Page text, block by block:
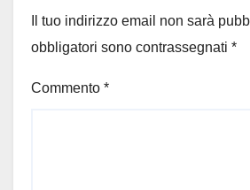
Il tuo indirizzo email non sarà
obbligatori sono contrassegnati *
Commento *